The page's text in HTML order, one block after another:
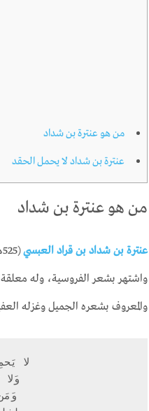
من هو عنترة بن شداد
عنترة بن شداد لا يحمل الحقد
من هو عنترة بن شداد
عنترة بن شداد بن قراد العبسي
واشتهر بشعر الفروسية، وله
والمعروف بشعره الجميل وغزله